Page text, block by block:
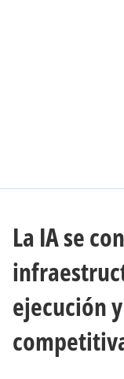
La IA se
ejecución